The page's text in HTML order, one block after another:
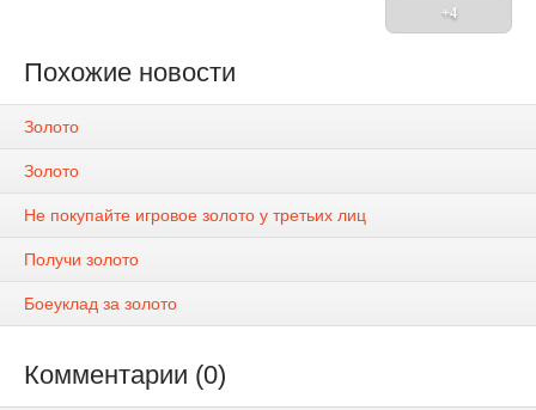
+4
Похожие новости
Золото
Золото
Не покупайте игровое золото у третьих лиц
Получи золото
Боеуклад за золото
Комментарии (0)